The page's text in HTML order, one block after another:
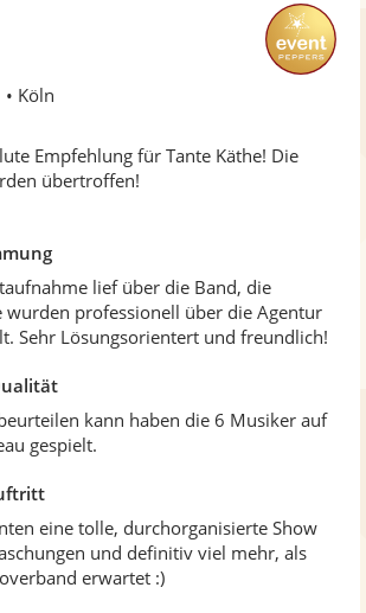
Köln
Empfehlung für Tante Käthe! Die
übertroffen!
lief über die Band, die
wurden professionell über die Agentur
Sehr Lösungsorientert und freundlich!
kann haben die 6 Musiker auf
gespielt.
eine tolle, durchorganisierte Show
und definitiv viel mehr, als
erwartet :)